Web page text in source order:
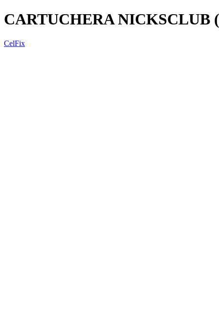
CARTUCHERA NICKSCLUB
CelFix